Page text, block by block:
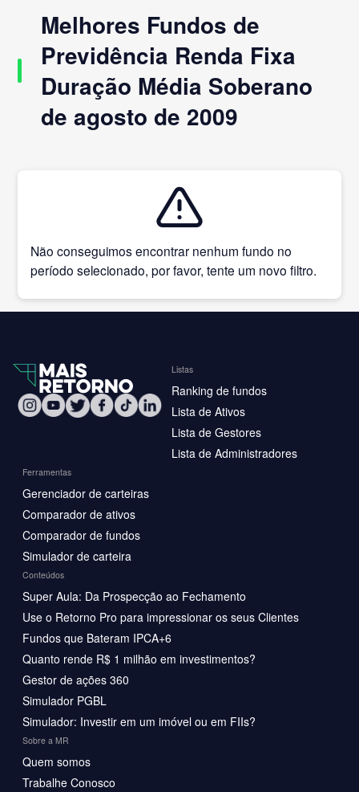
Melhores Fundos de
Previdência Renda Fixa
Duração Média Soberano
de agosto de 2009
Não conseguimos encontrar nenhum fundo no
período selecionado, por favor, tente um novo filtro.
Listas
Ranking de fundos
Lista de Ativos
Lista de Gestores
Lista de Administradores
Ferramentas
Gerenciador de carteiras
Comparador de ativos
Comparador de fundos
Simulador de carteira
Conteúdos
Super Aula: Da Prospecção ao Fechamento
Use o Retorno Pro para impressionar os seus Clientes
Fundos que Bateram IPCA+6
Quanto rende R$ 1 milhão em investimentos?
Gestor de ações 360
Simulador PGBL
Simulador: Investir em um imóvel ou em FIIs?
Sobre a MR
Quem somos
Trabalhe Conosco